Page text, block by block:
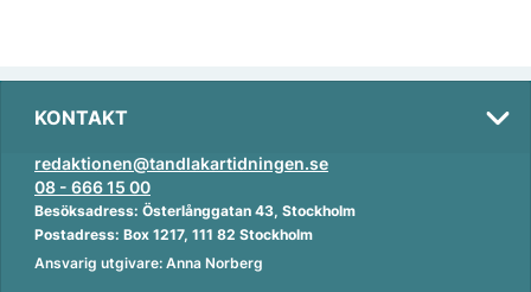
KONTAKT
redaktionen@tandlakartidningen.se
08 - 666 15 00
Besöksadress: Österlånggatan 43, Stockholm
Postadress: Box 1217, 111 82 Stockholm
Ansvarig utgivare: Anna Norberg